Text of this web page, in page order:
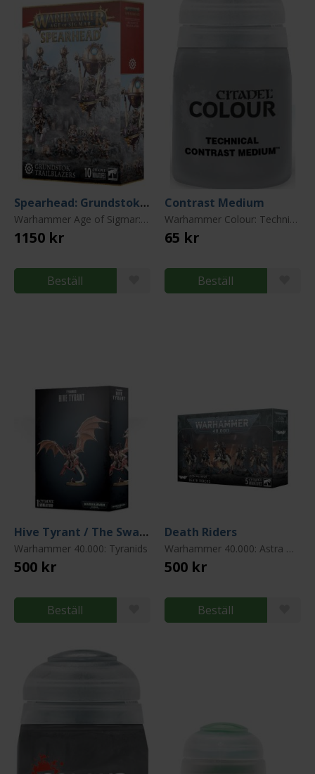
Spearhead: Grundstok Trailblazers (2025)
Warhammer Age of Sigmar: Kharadron Overlords
1150 kr
Beställ
Contrast Medium
Warhammer Colour: Technical Paint
65 kr
Beställ
Hive Tyrant / The Swarmlord
Warhammer 40.000: Tyranids
500 kr
Beställ
Death Riders
Warhammer 40.000: Astra Militarum (Imperial Guard)
500 kr
Beställ